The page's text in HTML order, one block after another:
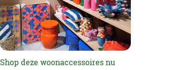
Shop deze woonaccessoires nu